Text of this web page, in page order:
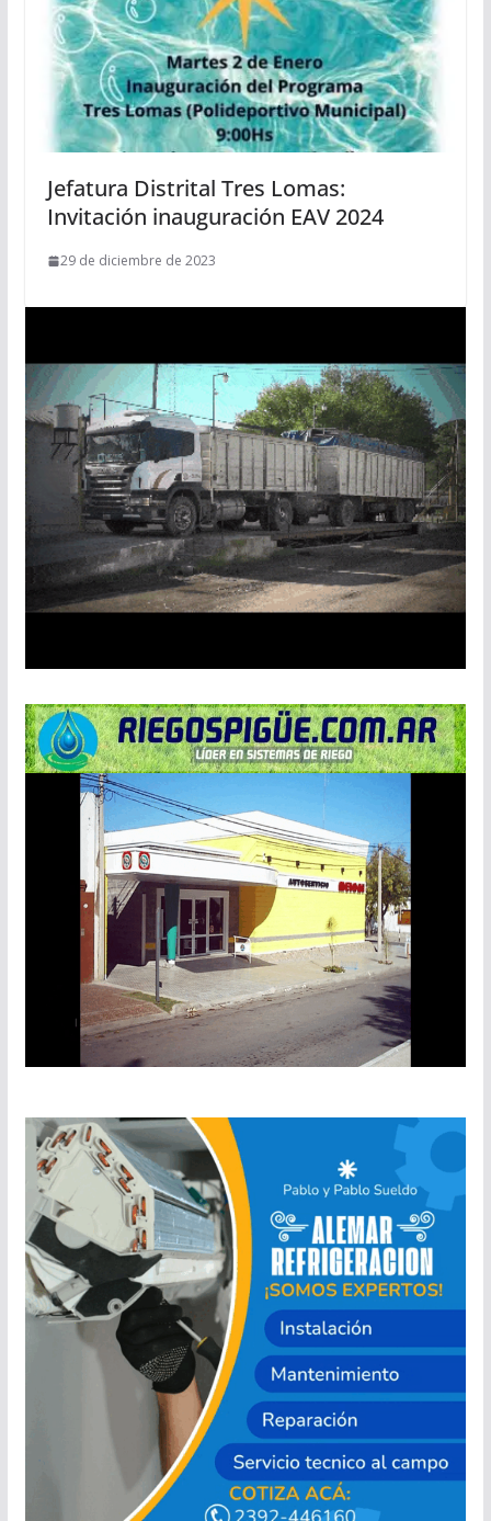
Jefatura Distrital Tres Lomas:
Invitación inauguración EAV 2024
29 de diciembre de 2023